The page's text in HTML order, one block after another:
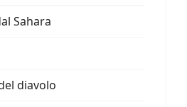
Sahara
diavolo